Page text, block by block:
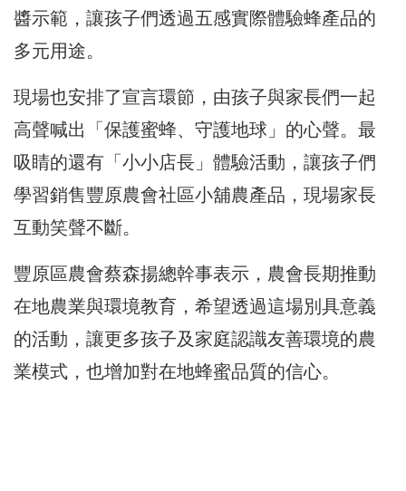
醬示範，讓孩子們透過五感實際體驗蜂產品的
多元用途。
現場也安排了宣言環節，由孩子與家長們一起
高聲喊出「保護蜜蜂、守護地球」的心聲。最
吸睛的還有「小小店長」體驗活動，讓孩子們
學習銷售豐原農會社區小舖農產品，現場家長
互動笑聲不斷。
豐原區農會蔡森揚總幹事表示，農會長期推動
在地農業與環境教育，希望透過這場別具意義
的活動，讓更多孩子及家庭認識友善環境的農
業模式，也增加對在地蜂蜜品質的信心。